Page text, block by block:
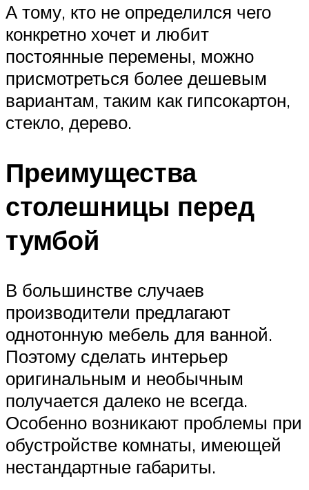
А тому, кто не определился чего
конкретно хочет и любит
постоянные перемены, можно
присмотреться более дешевым
вариантам, таким как гипсокартон,
стекло, дерево.
Преимущества
столешницы перед
тумбой
В большинстве случаев
производители предлагают
однотонную мебель для ванной.
Поэтому сделать интерьер
оригинальным и необычным
получается далеко не всегда.
Особенно возникают проблемы при
обустройстве комнаты, имеющей
нестандартные габариты.